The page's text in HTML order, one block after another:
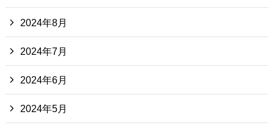
2024年8月
2024年7月
2024年6月
2024年5月